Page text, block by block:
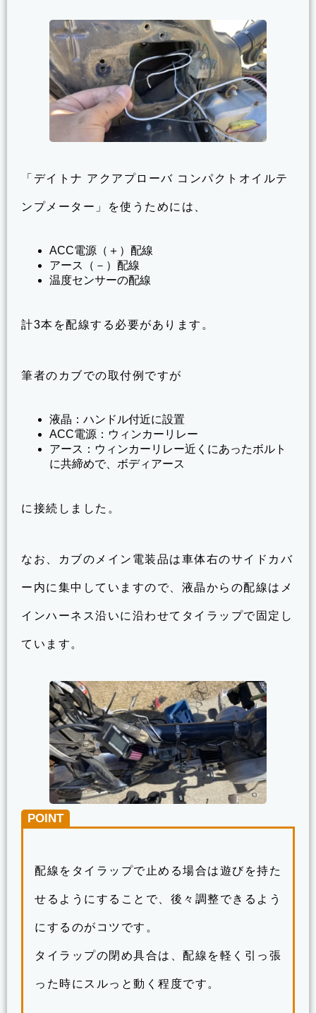
「デイトナ アクアプローバ コンパクトオイルテ
ンプメーター」を使うためには、
ACC電源（＋）配線
アース（－）配線
温度センサーの配線
計3本を配線する必要があります。
筆者のカブでの取付例ですが
液晶：ハンドル付近に設置
ACC電源：ウィンカーリレー
アース：ウィンカーリレー近くにあったボルト
に共締めで、ボディアース
に接続しました。
なお、カブのメイン電装品は車体右のサイドカバ
ー内に集中していますので、液晶からの配線はメ
インハーネス沿いに沿わせてタイラップで固定し
ています。
POINT
配線をタイラップで止める場合は遊びを持た
せるようにすることで、後々調整できるよう
にするのがコツです。
タイラップの閉め具合は、配線を軽く引っ張
った時にスルっと動く程度です。